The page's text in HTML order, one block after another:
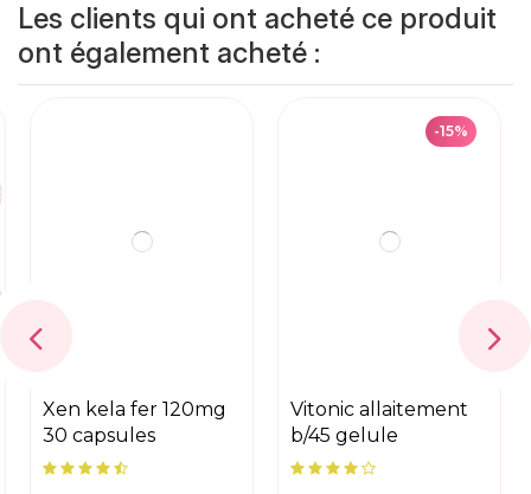
Les clients qui ont acheté ce produit
ont également acheté :
xen kela fer 120mg
30 capsules
-15%
vitonic allaitement
b/45 gelule